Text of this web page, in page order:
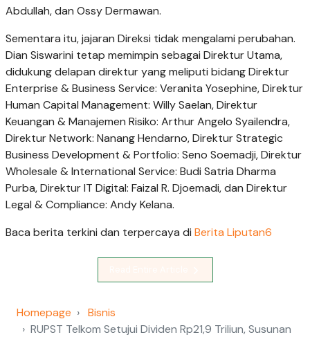
Abdullah, dan Ossy Dermawan.
Sementara itu, jajaran Direksi tidak mengalami perubahan.
Dian Siswarini tetap memimpin sebagai Direktur Utama,
didukung delapan direktur yang meliputi bidang Direktur
Enterprise & Business Service: Veranita Yosephine, Direktur
Human Capital Management: Willy Saelan, Direktur
Keuangan & Manajemen Risiko: Arthur Angelo Syailendra,
Direktur Network: Nanang Hendarno, Direktur Strategic
Business Development & Portfolio: Seno Soemadji, Direktur
Wholesale & International Service: Budi Satria Dharma
Purba, Direktur IT Digital: Faizal R. Djoemadi, dan Direktur
Legal & Compliance: Andy Kelana.
Baca berita terkini dan terpercaya di Berita Liputan6
Homepage
Bisnis
RUPST Telkom Setujui Dividen Rp21,9 Triliun, Susunan